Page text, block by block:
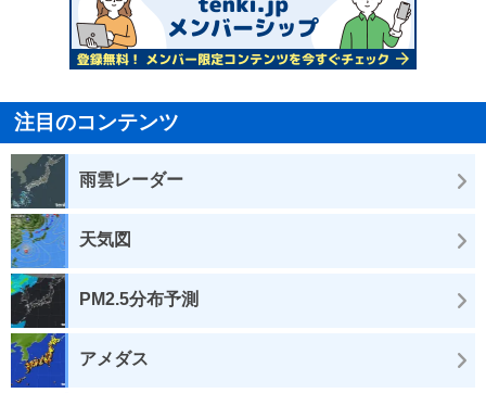
注目のコンテンツ
雨雲レーダー
天気図
PM2.5分布予測
アメダス